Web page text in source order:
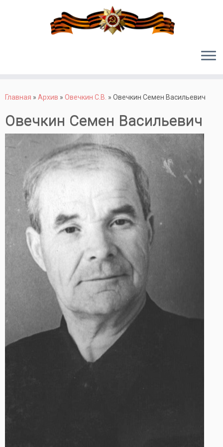
Главная » Архив » Овечкин С.В. » Овечкин Семен Васильевич
Овечкин Семен Васильевич